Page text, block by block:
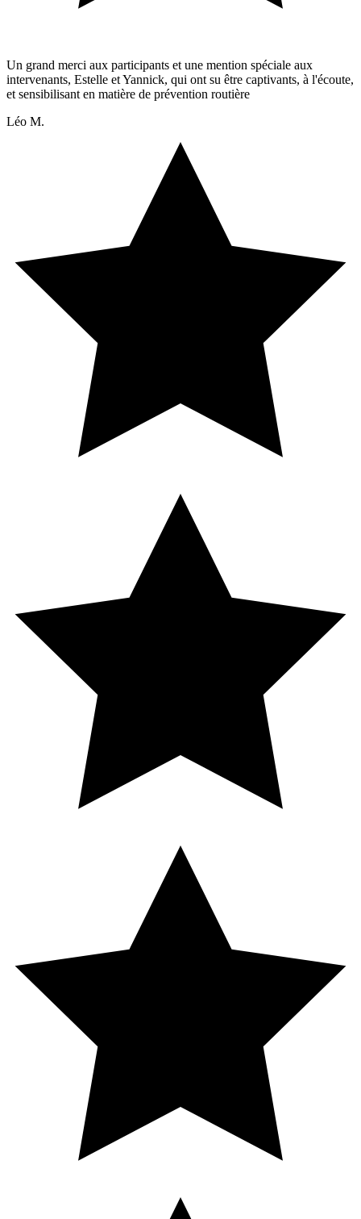
Un grand merci aux participants et une mention spéciale aux
intervenants, Estelle et Yannick, qui ont su être captivants, à l'écoute,
et sensibilisant en matière de prévention routière
Léo M.